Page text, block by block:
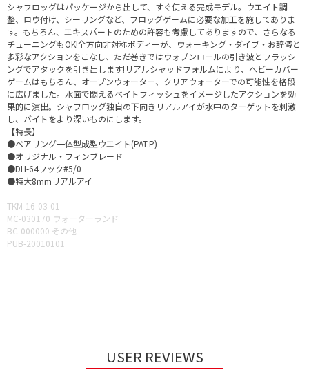
シャフロッグはパッケージから出して、すぐ使える完成モデル。ウエイト調
整、ロウ付け、シーリングなど、フロッグゲームに必要な加工を施してありま
す。もちろん、エキスパートのための許容も考慮してありますので、さらなる
チューニングもOK!全方向非対称ボディーが、ウォーキング・ダイブ・お辞儀と
多彩なアクションをこなし、ただ巻きではウォブンロールの引き波とフラッシ
ングでアタックを引き出します!リアルシャッドフォルムにより、ヘビーカバー
ゲームはもちろん、オープンウォーター、クリアウォーターでの可能性を格段
に広げました。水面で悶えるベイトフィッシュをイメージしたアクションを効
果的に演出。シャフロッグ独自の下向きリアルアイが水中のターゲットを刺激
し、バイトをより深いものにします。
【特長】
●ベアリング一体型成型ウエイト(PAT.P)
●オリジナル・フィンブレード
●DH-64フック#5/0
●特大8mmリアルアイ
TKM-16-03-01
MC-030170 ウォーターランド
BC-000000 その他
PUB-20010101
USER REVIEWS